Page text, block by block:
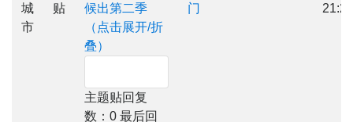
城
市
贴
候出第二季
（点击展开/折
叠）
主题贴回复
数：0 最后回
门
21:21